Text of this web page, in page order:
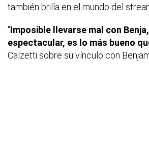
también brilla en el mundo del
"Imposible llevarse mal con
espectacular, es lo más bueno
Calzetti sobre su vínculo con